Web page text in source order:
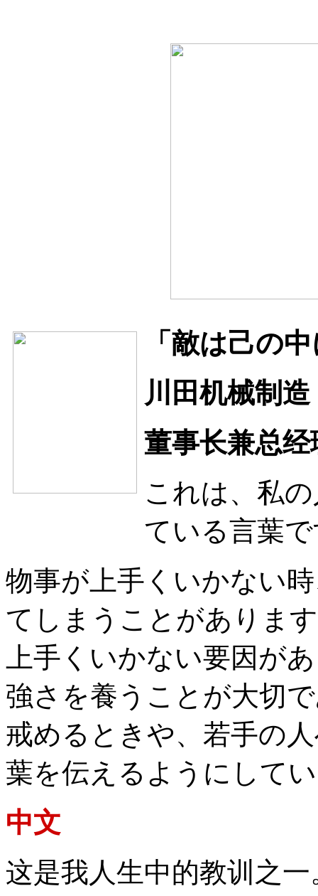
「敵は己の
川田机械制
董事长兼总
これは、私
ている言葉
物事が上手くいかない
てしまうことがありま
上手くいかない要因が
強さを養うことが大切
戒めるときや、若手の
葉を伝えるようにして
中文
这是我人生中的教训之一